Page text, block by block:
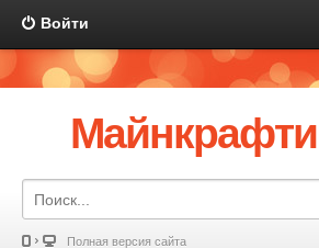
Войти
Полная версия сайта